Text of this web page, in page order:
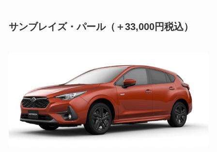
サンブレイズ・パール（ ＋33,000円税込）